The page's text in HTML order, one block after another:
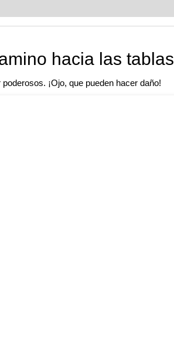
hacia las tablas
¡Ojo, que pueden hacer daño!